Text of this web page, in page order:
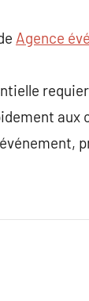
Agence